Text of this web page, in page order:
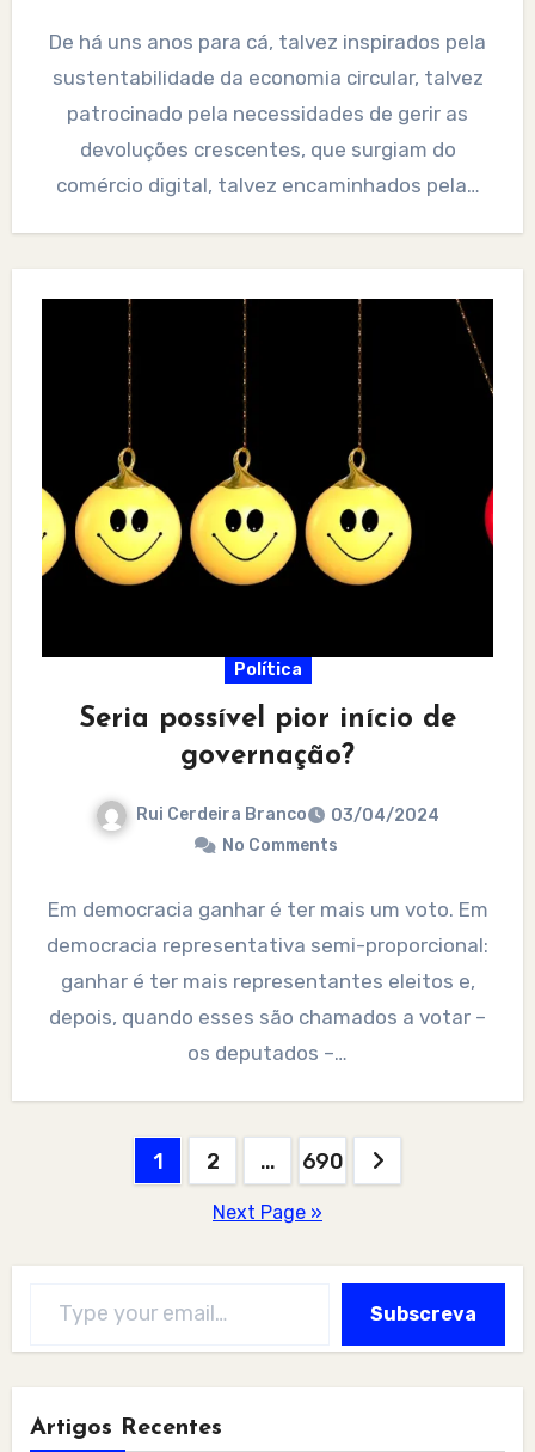
De há uns anos para cá, talvez inspirados pela
sustentabilidade da economia circular, talvez
patrocinado pela necessidades de gerir as
devoluções crescentes, que surgiam do
comércio digital, talvez encaminhados pela…
Política
Seria possível pior início de
governação?
Rui Cerdeira Branco
03/04/2024
No Comments
Em democracia ganhar é ter mais um voto. Em
democracia representativa semi-proporcional:
ganhar é ter mais representantes eleitos e,
depois, quando esses são chamados a votar –
os deputados –…
1 2 … 690
Next Page »
Subscreva
Artigos Recentes